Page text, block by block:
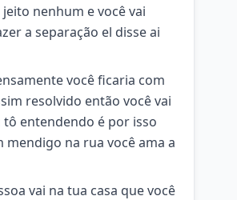
nenhum e você vai
a separação el disse ai
você ficaria com
resolvido então você vai
tô entendendo é por isso
mendigo na rua você ama a
vai na tua casa que você